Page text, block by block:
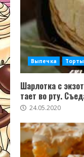
Выпечка Торты
Шарлотка с
тает во рту.
24.05.2020